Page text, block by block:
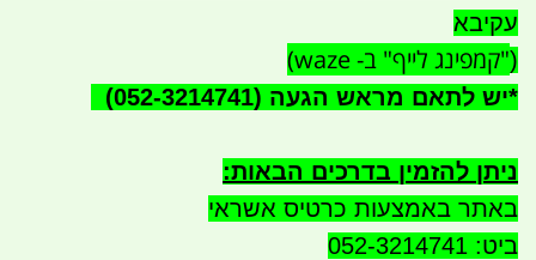
עקיבא
("קמפינג לייף" ב- waze)
*יש לתאם מראש הגעה (052-3214741)
ניתן להזמין בדרכים הבאות:
באתר באמצעות כרטיס אשראי
ביט: 052-3214741